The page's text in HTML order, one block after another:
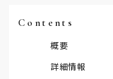
Contents
概要
詳細情報